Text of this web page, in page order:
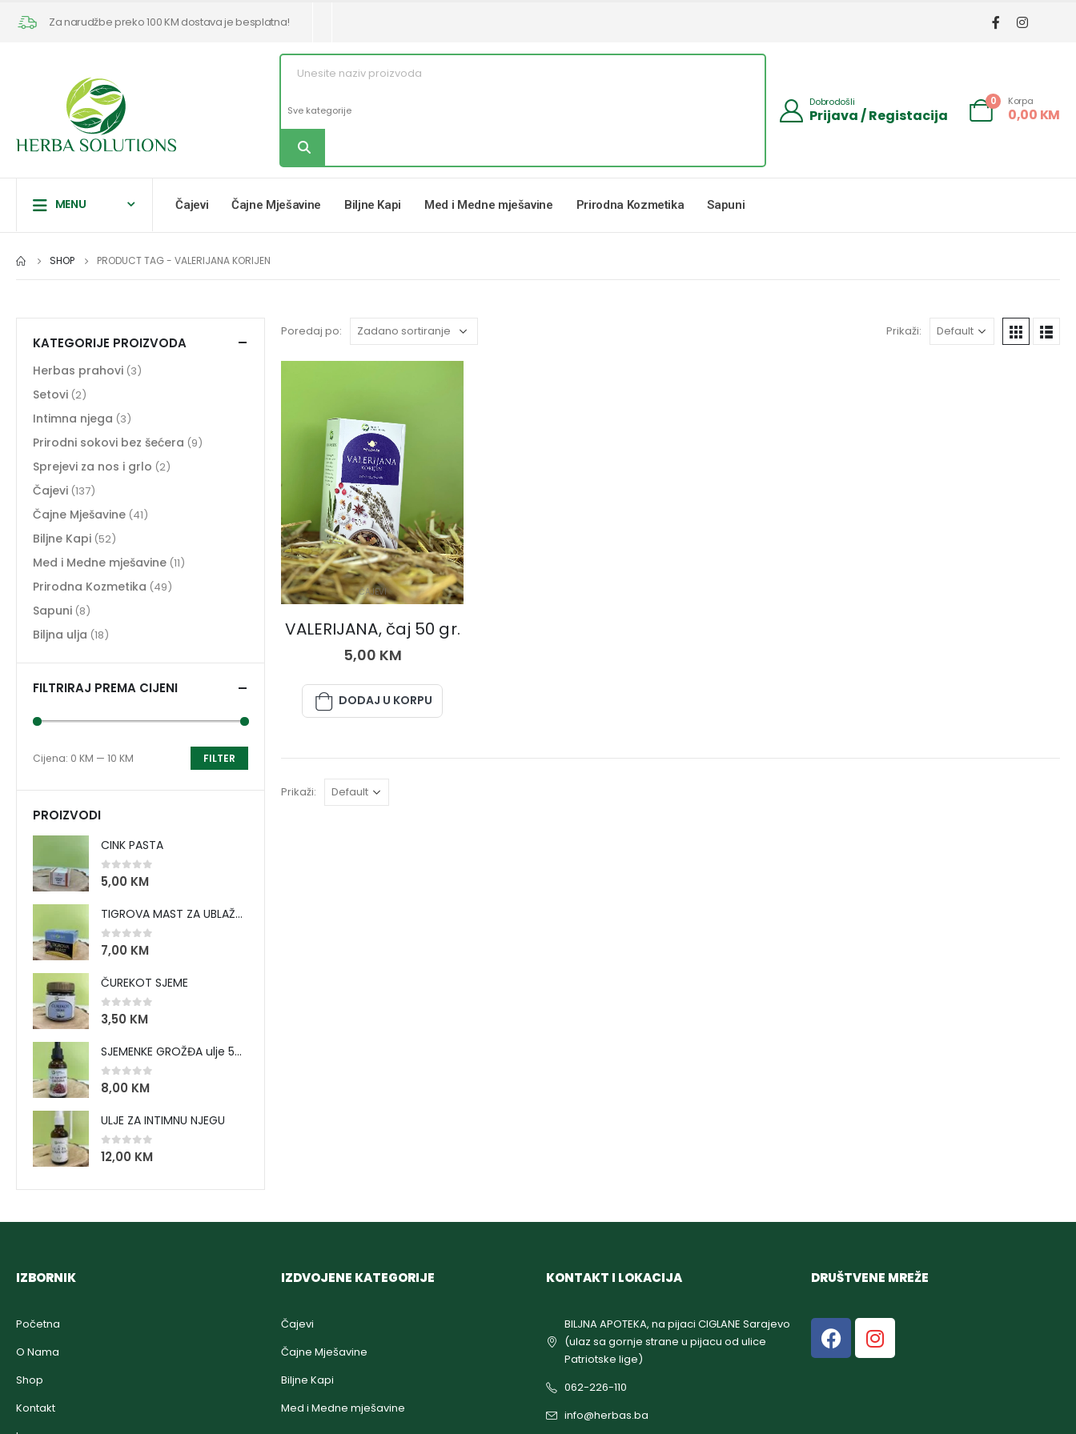
Za narudžbe preko 100 KM dostava je besplatna!
Dobrodošli
Prijava / Registacija
0 Korpa
0,00 KM
MENU Čajevi Čajne Mješavine Biljne Kapi Med i Medne mješavine Prirodna Kozmetika Sapuni
SHOP PRODUCT TAG - VALERIJANA KORIJEN
Poredaj po: Prikaži:
ČAJEVI
VALERIJANA, čaj 50 gr.
5,00 KM
DODAJ U KORPU
Prikaži:
KATEGORIJE PROIZVODA
Herbas prahovi (3)
Setovi (2)
Intimna njega (3)
Prirodni sokovi bez šećera (9)
Sprejevi za nos i grlo (2)
Čajevi (137)
Čajne Mješavine (41)
Biljne Kapi (52)
Med i Medne mješavine (11)
Prirodna Kozmetika (49)
Sapuni (8)
Biljna ulja (18)
FILTRIRAJ PREMA CIJENI
FILTER
Cijena: 0 KM — 10 KM
PROIZVODI
CINK PASTA
0 out of 5
5,00 KM
TIGROVA MAST ZA UBLAŽAVANJE BOLOVA I ZAGRIJAVANJE MIŠIĆA
0 out of 5
7,00 KM
ČUREKOT SJEME
0 out of 5
3,50 KM
SJEMENKE GROŽĐA ulje 50 ml
0 out of 5
8,00 KM
ULJE ZA INTIMNU NJEGU
0out of 5
12,00 KM
IZBORNIK
Početna
O Nama
Shop
Kontakt
IZDVOJENE KATEGORIJE
Čajevi
Čajne Mješavine
Biljne Kapi
Med i Medne mješavine
KONTAKT I LOKACIJA
BILJNA APOTEKA, na pijaci CIGLANE Sarajevo
(ulaz sa gornje strane u pijacu od ulice
Patriotske lige)
062-226-110
info@herbas.ba
DRUŠTVENE MREŽE